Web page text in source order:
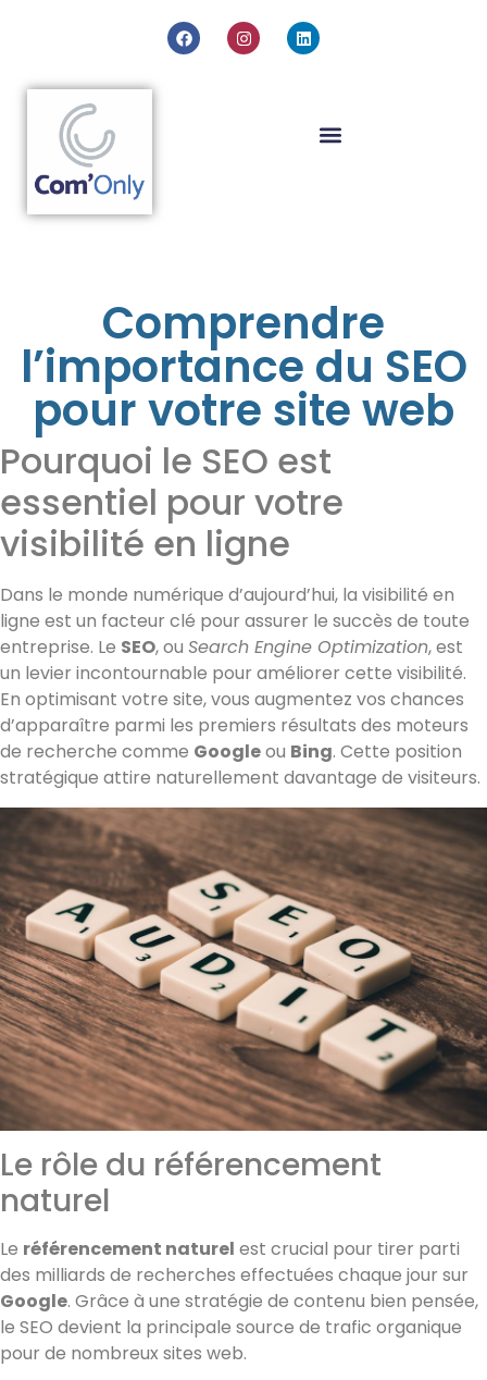
Comprendre
l’importance du SEO
pour votre site web
Pourquoi le SEO est
essentiel pour votre
visibilité en ligne
Dans le monde numérique d’aujourd’hui, la visibilité en
ligne est un facteur clé pour assurer le succès de toute
entreprise. Le SEO, ou Search Engine Optimization, est
un levier incontournable pour améliorer cette visibilité.
En optimisant votre site, vous augmentez vos chances
d’apparaître parmi les premiers résultats des moteurs
de recherche comme Googleou Bing. Cette position
stratégique attire naturellement davantage de visiteurs.
Le rôle du référencement
naturel
Le référencement naturel est crucial pour tirer parti
des milliards de recherches effectuées chaque jour sur
Google. Grâce à une stratégie de contenu bien pensée,
le SEO devient la principale source de trafic organique
pour de nombreux sites web.